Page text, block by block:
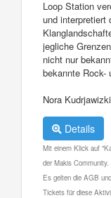
Loop Station
und interpretiert
jegliche
nicht nur
bekannte Rock-
Nora Kudrjawizki
Details
Mit einem Klick auf
der Makis Community.
Es gelten die AGB
Tickets für diese